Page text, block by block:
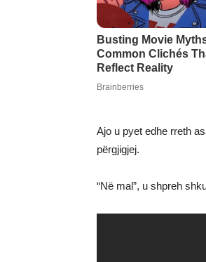
Ajo u pyet edhe rreth
përgjigjej.
“Në mal”, u shpreh